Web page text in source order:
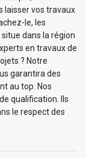
laisser vos travaux
le, les
dans la région
en travaux de
? Notre
garantira des
au top. Nos
qualification. Ils
le respect des